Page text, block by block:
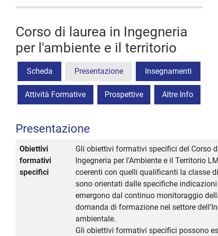
Corso di laurea in Ingegneria
per l'ambiente e il territorio
Scheda Presentazione Insegnamenti
Attività Formative Prospettive Altre Info
Presentazione
Obiettivi
formativi
specifici
Gli obiettivi formativi specifici del Corso
Ingegneria per l'Ambiente e il Territorio
coerenti con quelli qualificanti la classe
sono orientati dalle specifiche
emergono dal continuo monitoraggio
domanda di formazione nel settore
ambientale.
Gli obiettivi formativi specifici possono